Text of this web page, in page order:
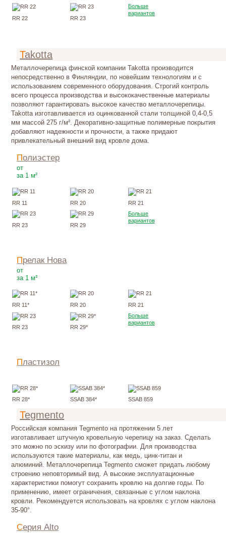
RR 22 RR 23
Больше
вариантов
Takotta
Металлочерепица финской компании Takotta производится
непосредственно в Финляндии, по новейшим технологиям и с
использованием современного оборудования. Строгий контроль
всего процесса производства и высококачественные материалы
позволяют гарантировать высокое качество металлочерепицы.
Takotta изготавливается из оцинкованной стали толщиной 0,4-0,5
мм массой 275 г/м². Декоративно-защитные полимерные покрытия
добавляют надежности и прочности, а также придают
привлекательный внешний вид кровле дома.
Полиэстер
от
за 1 м²
RR 11 RR 20 RR 21
RR 23 RR 29
Больше
вариантов
Прелак Нова
от
за 1 м²
RR 11* RR 20 RR 21
RR 23 RR 29*
Больше
вариантов
Пластизол
RR 28* SSAB 384* SSAB 859
Tegmento
Российская компания Tegmento на протяжении 5 лет
изготавливает штучную кровельную черепицу на заказ. Сделать
это можно по эскизу или по фотографии. Для производства
используются такие материалы, как медь, цинк-титан и
алюминий. Металлочерепица Tegmento сможет придать любому
строению неповторимый вид. А высокие эксплуатационные
характеристики помогут сохранить кровлю на долгие годы. По
применению, имеет ограничения, связанные с углом наклона
кровли. Рекомендуется использовать на кровлях с углом наклона
35-90°.
Серия Alto